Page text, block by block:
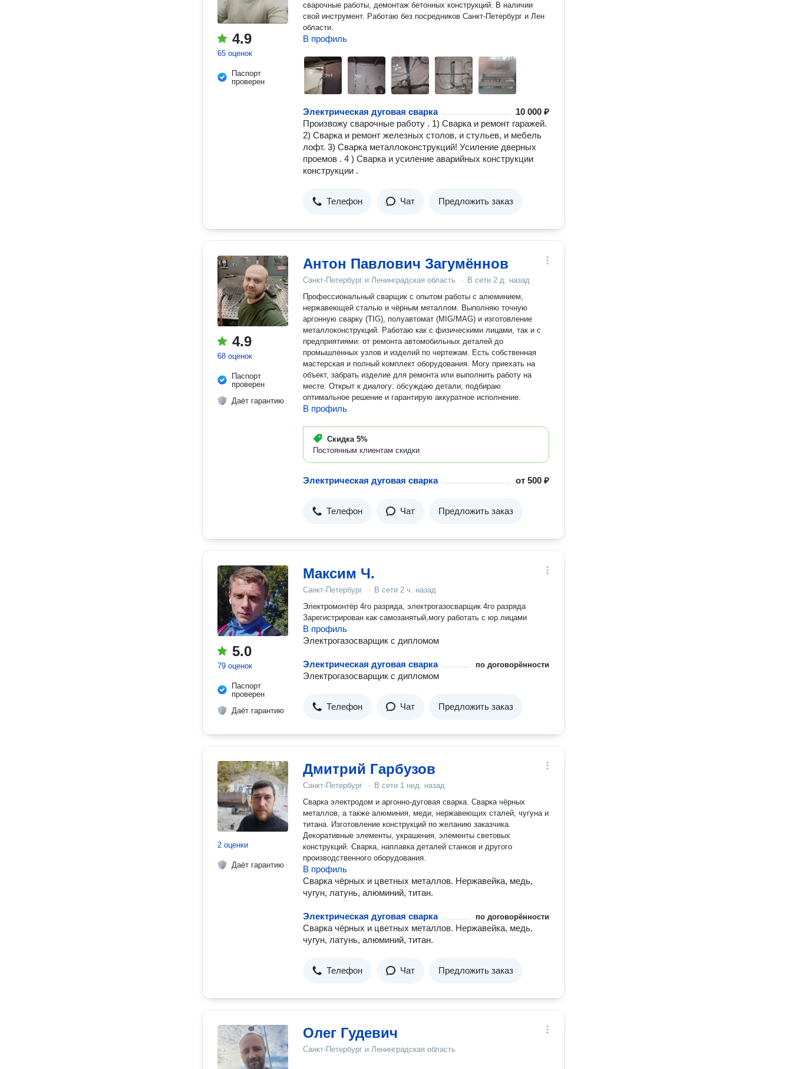
4.9
65 оценок
Паспорт
проверен
сварочные работы, демонтаж бетонных конструкций. В наличии
свой инструмент. Работаю без посредников Санкт-Петербург и Лен
области.
В профиль
Электрическая дуговая сварка
10 000 ₽
Произвожу сварочные работу . 1) Сварка и ремонт гаражей.
2) Сварка и ремонт железных столов, и стульев, и мебель
лофт. 3) Сварка металлоконструкций! Усиление дверных
проемов . 4 ) Сварка и усиление аварийных конструкции
конструкции .
Телефон Чат Предложить заказ
4.9
68 оценок
Паспорт
проверен
Даёт гарантию
Антон Павлович Загумённов
Санкт-Петербург и Ленинградская область · В сети 2 д. назад
Профессиональный сварщик с опытом работы с алюминием,
нержавеющей сталью и чёрным металлом. Выполняю точную
аргонную сварку (TIG), полуавтомат (MIG/MAG) и изготовление
металлоконструкций. Работаю как с физическими лицами, так и с
предприятиями: от ремонта автомобильных деталей до
промышленных узлов и изделий по чертежам. Есть собственная
мастерская и полный комплект оборудования. Могу приехать на
объект, забрать изделие для ремонта или выполнить работу на
месте. Открыт к диалогу: обсуждаю детали, подбираю
оптимальное решение и гарантирую аккуратное исполнение.
В профиль
Скидка 5%
Постоянным клиентам скидки
Электрическая дуговая сварка от500 ₽
Телефон Чат Предложить заказ
5.0
79 оценок
Паспорт
проверен
Даёт гарантию
Максим Ч.
Санкт-Петербург · В сети 2 ч. назад
Электромонтёр 4го разряда, электрогазосварщик 4го разряда
Зарегистрирован как самозанятый,могу работать с юр.лицами
В профиль
Электрогазосварщик с дипломом
Электрическая дуговая сварка по договорённости
Электрогазосварщик с дипломом
Телефон Чат Предложить заказ
2 оценки
Даёт гарантию
Дмитрий Гарбузов
Санкт-Петербург · В сети 1 нед. назад
Сварка электродом и аргонно-дуговая сварка. Сварка чёрных
металлов, а также алюминия, меди, нержавеющих сталей, чугуна и
титана. Изготовление конструкций по желанию заказчика.
Декоративные элементы, украшения, элементы световых
конструкций. Сварка, наплавка деталей станков и другого
производственного оборудования.
В профиль
Сварка чёрных и цветных металлов. Нержавейка, медь,
чугун, латунь, алюминий, титан.
Электрическая дуговая сварка по договорённости
Сварка чёрных и цветных металлов. Нержавейка, медь,
чугун, латунь, алюминий, титан.
Телефон Чат Предложить заказ
Олег Гудевич
Санкт-Петербург и Ленинградская область